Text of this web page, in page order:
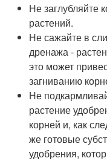
Не заглубляйте
растений.
Не сажайте в
дренажа -
это может
загниванию
Не
растение
корней и, как
же готовые
удобрения,